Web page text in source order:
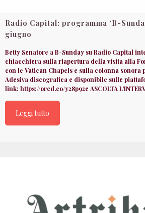
Radio Capital: programma ‘B-
giugno
Betty Senatore a B-Sunday su Radio Capital
chiacchiera sulla riapertura della visita alla
con le Vatican Chapels e sulla colonna sonora
Adesiva discografica e disponibile sulle
link: https://orcd.co/y28p92e ASCOLTA
Leggi tutto